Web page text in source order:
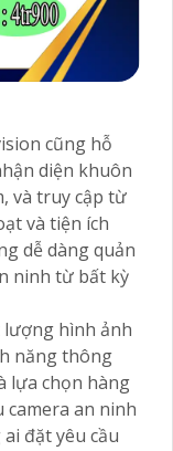
cũng hỗ
diện khuôn
và truy cập từ
và tiện ích
dễ dàng quản
ninh từ bất kỳ
lượng hình ảnh
năng thông
lựa chọn hàng
camera an ninh
đặt yêu cầu